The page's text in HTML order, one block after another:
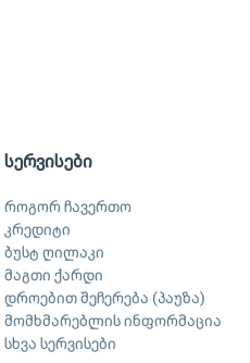
სერვისები
როგორ ჩავერთო
კრედიტი
ბუსტ ღილაკი
მაგთი ქარდი
დროებით შეჩერება (პაუზა)
მომხმარებლის ინფორმაცია
სხვა სერვისები